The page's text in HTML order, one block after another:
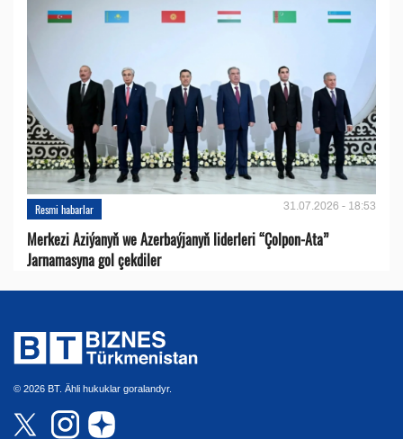
Resmi habarlar 31.07.2026 - 18:53
Merkezi Aziýanyň we Azerbaýjanyň liderleri “Çolpon-Ata”
Jarnamasyna gol çekdiler
© 2026 BT. Ähli hukuklar goralandyr.